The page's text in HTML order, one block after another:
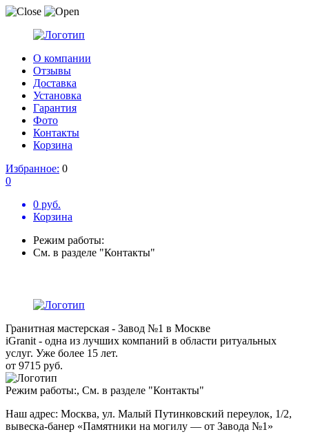
О компании
Отзывы
Доставка
Установка
Гарантия
Фото
Контакты
Корзина
Избранное: 0
0
0 руб.
Корзина
Режим работы:
См. в разделе "Контакты"
Гранитная мастерская - Завод №1 в Москве
iGranit - одна из лучших компаний в области ритуальных
услуг. Уже более 15 лет.
от 9715 руб.
Режим работы:, См. в разделе "Контакты"
Наш адрес: Москва, ул. Малый Путинковский переулок, 1/2,
вывеска-банер «Памятники на могилу — от Завода №1»